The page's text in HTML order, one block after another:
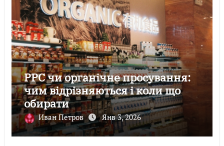
PPC чи органічне просування:
чим відрізняються і коли що
обирати
Иван Петров Янв 3, 2026